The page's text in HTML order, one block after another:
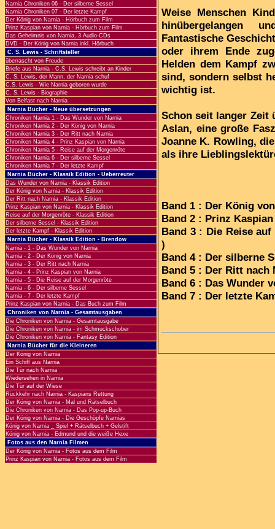
Narnia Chroniken 06 - Der silberne Sessel
Narnia Chroniken 07 - Der letzte Kampf
Der König von Narnia - Hörbuch zum Film
Prinz Kaspian von Narnia - Hörbuch zum Film
Das Geheimnis von Narnia, 3 Audio-CDs
DVD - Der König von Narnia inkl. Hörbuch
C. S. Lewis - Schriftsteller
überrascht von Freude
Briefe aus Narnia - C.S. Lewis schreibt an Kinder
C. S. Lewis, der Mann, der Narnia schuf
C.S. Lewis - Wie Narnia geboren wurde
C. S. Lewis - Biographie
Von Belfast nach Narnia
Narnia Bücher - Neue übersetzungen
Chroniken Narnia 1 - Das Wunder von Narnia
Chroniken Narnia 2 - Der König von Narnia
Chroniken Narnia 3 - Der Ritt nach Narnia
Chroniken Narnia 4 - Prinz Kaspian von Narnia
Chroniken Narnia 5 - Reise auf der Morgenröte
Chroniken Narnia 6 - Der silberne Sessel
Chroniken Narnia 7 - Der letzte Kampf
Narnia Bücher - Klassik Edition - Ueberreuter
Das Wunder von Narnia - Klassik Edition
Der König von Narnia - Klassik Edition
Der Ritt nach Narnia - Klassik Edition
Prinz Kaspian von Narnia - Klassik Edition
Reise auf der Morgenröte - Klassik Edition
Der silberne Sessel - Klassik Edition
Der letzte Kampf - Klassik Edition
Narnia Bücher - Klassik Edition - Brendow
Narnia - 1 - Das Wunder von Narnia
Narnia - 2 - Der König von Narnia
Narnia - 3 - Der Ritt nach Narnia
Narnia - 4 - Prinz Kaspian von Narnia
Narnia - 5 - Die Reise auf der Morgenröte
Narnia - 6 - Der silberne Sessel
Narnia - 7 - Der letzte Kampf
Prinz Kaspian von Narnia - Das Buch zum Film
Chroniken von Narnia - Gesamtausgaben
Die Chroniken von Narnia - Gesamtausgabe
Die Chroniken von Narnia - im Schmuckschober
Die Chroniken von Narnia - Fantasy Edition
Narnia Bücher für die Kleineren
Der König von Narnia
Ein Schiff aus Narnia
Die Tür nach Narnia
Wiedersehen in Narnia
Die Tür auf der Wiese
Rückkehr nach Narnia - Kaspians Rettung
Der König von Narnia - Mal und Rätselbuch
Die Chroniken von Narnia - Das Pop-up-Buch
Der König von Narnia - Die Geschöpfe Narnias
König von Narnia _ Spiel + Rätselbuch + Gelstift
König von Narnia - Edmund und die weiße Hexe
Fotos aus den Narnia Filmen
Der König von Narnia - Fotos aus dem Film
Prinz Kaspian von Narnia - Fotos aus dem Film
Weise Menschen
hinübergelangen
Fantastische
oder ihrem Ende
Helden dem Kampf
sind, sondern selbst
wichtig ist.
Schon seit langer Zeit
Aslan, eine große
Joanne K. Rowling,
als ihre
Band 1 : Der König
Band 2 : Prinz
Band 3 : Die Reise
)
Band 4 : Der silberne
Band 5 : Der Ritt nach
Band 6 : Das Wunder
Band 7 : Der letzte